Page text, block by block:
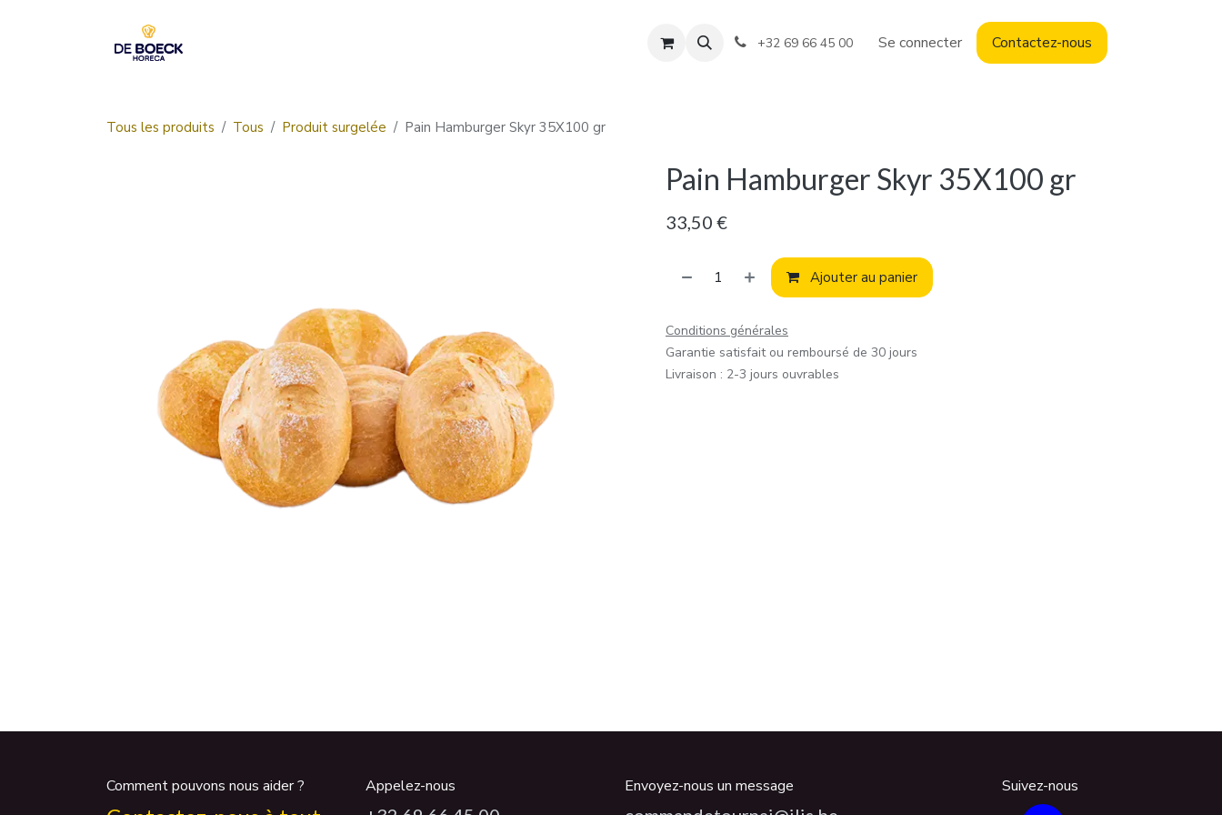
+32 69 66 45 00 Se connecter Contactez-nous
Tous les produits Tous Produit surgelée Pain Hamburger Skyr 35X100 gr
Pain Hamburger Skyr 35X100 gr
33,50 €
Ajouter au panier
Conditions générales
Garantie satisfait ou remboursé de 30 jours
Livraison : 2-3 jours ouvrables
Comment pouvons nous aider ? Appelez-nous Envoyez-nous un message Suivez-nous